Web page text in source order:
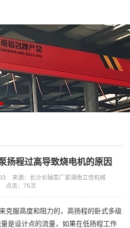
扬程过高导致烧电机的原因
来源：长沙长轴泵厂家湖南立佳机械
点击： 75次
克服高度和阻力的，高扬程的卧式多级
是设计点的流量，如果在低扬程工作